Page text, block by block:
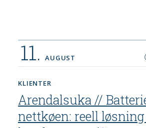
11. AUGUST
KLIENTER
Arendalsuka //
nettkøen: reell